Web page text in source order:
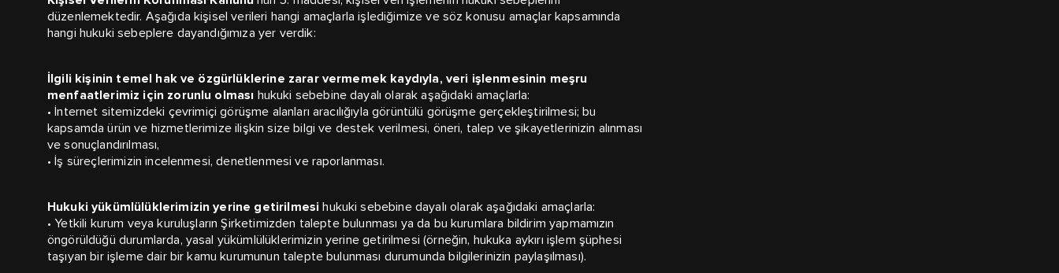
düzenlemektedir. Aşağıda kişisel verileri hangi amaçlarla işlediğimize ve söz konusu amaçlar kapsamında
hangi hukuki sebeplere dayandığımıza yer verdik:
İlgili kişinin temel hak ve özgürlüklerine zarar vermemek kaydıyla, veri işlenmesinin meşru
menfaatlerimiz için zorunlu olması hukuki sebebine dayalı olarak aşağıdaki amaçlarla:
• İnternet sitemizdeki çevrimiçi görüşme alanları aracılığıyla görüntülü görüşme gerçekleştirilmesi; bu
kapsamda ürün ve hizmetlerimize ilişkin size bilgi ve destek verilmesi, öneri, talep ve şikayetlerinizin alınması
ve sonuçlandırılması,
• İş süreçlerimizin incelenmesi, denetlenmesi ve raporlanması.
Hukuki yükümlülüklerimizin yerine getirilmesi hukuki sebebine dayalı olarak aşağıdaki amaçlarla:
• Yetkili kurum veya kuruluşların Şirketimizden talepte bulunması ya da bu kurumlara bildirim yapmamızın
öngörüldüğü durumlarda, yasal yükümlülüklerimizin yerine getirilmesi (örneğin, hukuka aykırı işlem şüphesi
taşıyan bir işleme dair bir kamu kurumunun talepte bulunması durumunda bilgilerinizin paylaşılması).